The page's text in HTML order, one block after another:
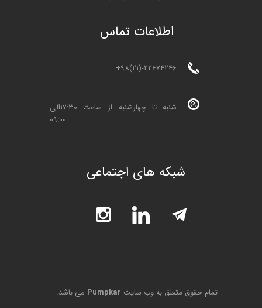
اطلاعات تماس
+98(21)-22674246
شنبه تا چهارشنبه از ساعت 17:30الی
09:00
شبکه های اجتماعی
تمام حقوق متعلق به وب سایت Pumpkar می باشد.